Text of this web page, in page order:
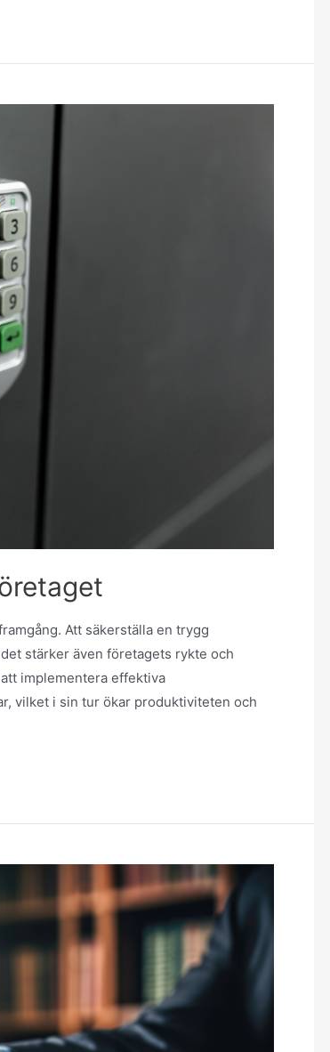
Att säkerställa en trygg
stärker även företagets rykte och
implementera effektiva
vilket i sin tur ökar produktiviteten och